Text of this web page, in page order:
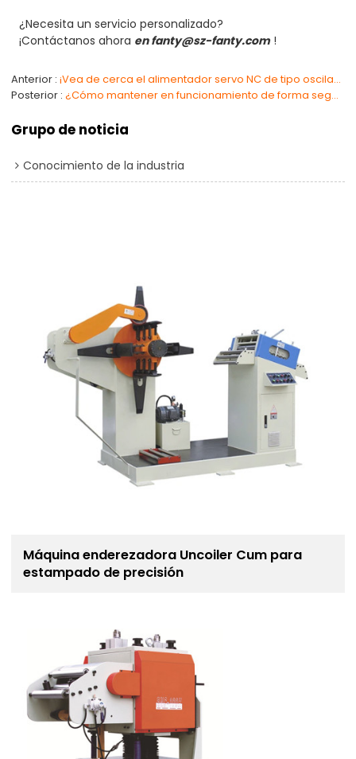
¿Necesita un servicio personalizado?
¡Contáctanos ahora en fanty@sz-fanty.com!
Anterior
¡Vea de cerca el alimentador servo NC de tipo oscilante excéntrico!
Posterior
¿Cómo mantener en funcionamiento de forma segura una línea de prensa de alimentación enderezadora de desenrollador?
Grupo de noticia
Conocimiento de la industria
Máquina enderezadora Uncoiler Cum para
estampado de precisión